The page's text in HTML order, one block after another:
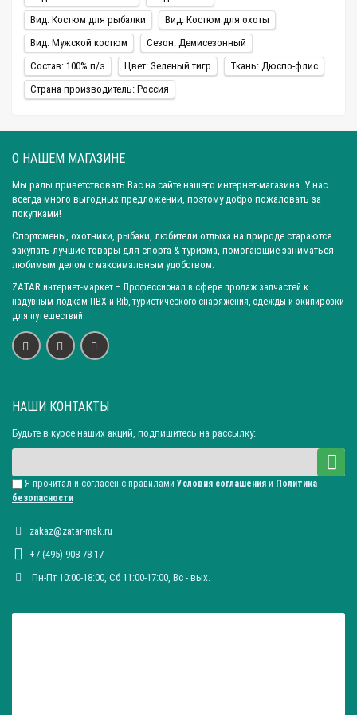
Вид: Костюм для рыбалки
Вид: Костюм для охоты
Вид: Мужской костюм
Сезон: Демисезонный
Состав: 100% п/э
Цвет: Зеленый тигр
Ткань: Дюспо-флис
Страна производитель: Россия
О НАШЕМ МАГАЗИНЕ
Мы рады приветствовать Вас на сайте нашего интернет-магазина. У нас
всегда много выгодных предложений, поэтому добро пожаловать за
покупками!
Спортсмены, охотники, рыбаки, любители отдыха на природе стараются
закупать лучшие товары для спорта & туризма, помогающие заниматься
любимым делом с максимальным удобством.
ZATAR интернет-маркет – Профессионал в сфере продаж запчастей к
надувным лодкам ПВХ и Rib, туристического снаряжения, одежды и экипировки
для путешествий.
НАШИ КОНТАКТЫ
Будьте в курсе наших акций, подпишитесь на рассылку:
Я прочитал и согласен с правилами Условия соглашения и Политика
безопасности
zakaz@zatar-msk.ru
+7 (495) 908-78-17
Пн-Пт 10:00-18:00, Сб 11:00-17:00, Вc - вых.